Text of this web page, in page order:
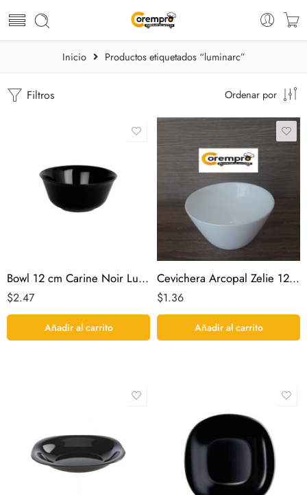
Inicio Productos etiquetados “luminarc”
Filtros Ordenar por
Bowl 12 cm Carine Noir Luminarc
$2.47
Añadir al carrito
Cevichera Arcopal Zelie 12 x 7 cm
$1.36
Añadir al carrito